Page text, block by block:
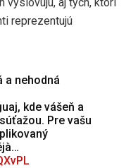
reprezentujú
a nehodná
kde vášeň a
Pre vašu